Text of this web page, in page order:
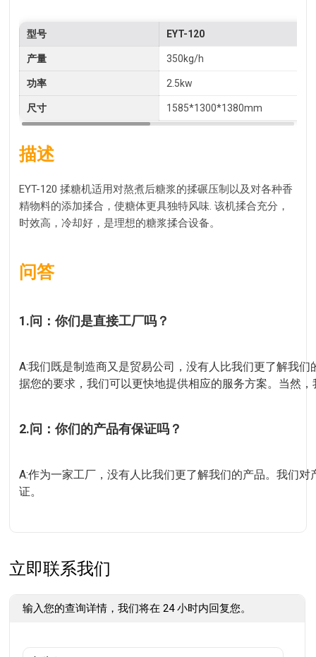
型号 EYT-120
产量 350kg/h
功率 2.5kw
尺寸 1585*1300*1380mm
描述
EYT-120 揉糖机适用对熬煮后糖浆的揉碾压制以及对各种香
精物料的添加揉合，使糖体更具独特风味. 该机揉合充分，
时效高，冷却好，是理想的糖浆揉合设备。
问答
1.问：你们是直接工厂吗？
A:我们既是制造商又是贸易公司，没有人比我们更了解我
据您的要求，我们可以更快地提供相应的服务方案。当然
2.问：你们的产品有保证吗？
A:作为一家工厂，没有人比我们更了解我们的产品。我们
证。
立即联系我们
输入您的查询详情，我们将在 24 小时内回复您。